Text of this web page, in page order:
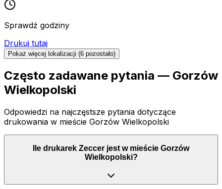
Sprawdź godziny
Drukuj tutaj
Pokaż więcej lokalizacji (6 pozostało)
Często zadawane pytania — Gorzów
Wielkopolski
Odpowiedzi na najczęstsze pytania dotyczące
drukowania w mieście Gorzów Wielkopolski
Ile drukarek Zeccer jest w mieście Gorzów
Wielkopolski?